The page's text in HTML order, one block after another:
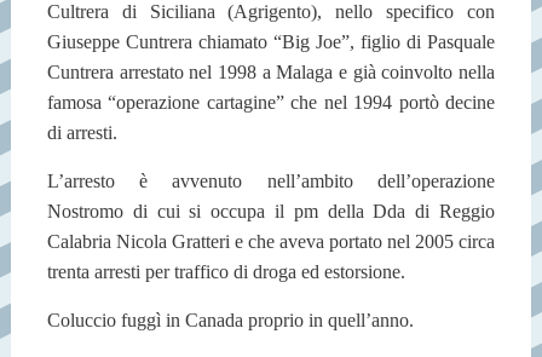
Cultrera di Siciliana (Agrigento), nello specifico con
Giuseppe Cuntrera chiamato “Big Joe”, figlio di Pasquale
Cuntrera arrestato nel 1998 a Malaga e già coinvolto nella
famosa “operazione cartagine” che nel 1994 portò decine
di arresti.
L’arresto è avvenuto nell’ambito dell’operazione
Nostromo di cui si occupa il pm della Dda di Reggio
Calabria Nicola Gratteri e che aveva portato nel 2005 circa
trenta arresti per traffico di droga ed estorsione.
Coluccio fuggì in Canada proprio in quell’anno.